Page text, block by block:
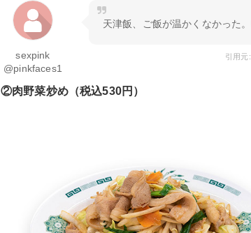
sexpink
@pinkfaces1
天津飯、ご飯が温かくなかった
引用元
②肉野菜炒め（税込530円）